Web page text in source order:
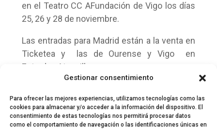
Gestionar consentimiento
Para ofrecer las mejores experiencias, utilizamos tecnologías como las
cookies para almacenar y/o acceder a la información del dispositivo. El
consentimiento de estas tecnologías nos permitirá procesar datos
como el comportamiento de navegación o las identificaciones únicas en
en el Teatro CC AFundación de Vigo los días
25, 26 y 28 de noviembre.
Las entradas para Madrid están a la venta en
Ticketea y las de Ourense y Vigo en
Entradas Ataquilla.